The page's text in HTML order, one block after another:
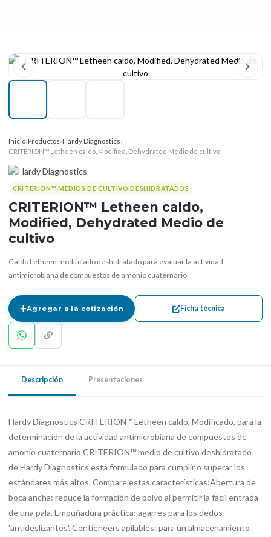
Inicio›Productos›Hardy Diagnostics›
CRITERION™ Letheen caldo, Modified, Dehydrated Medio de cultivo
CRITERION™ MEDIOS DE CULTIVO DESHIDRATADOS
CRITERION™ Letheen caldo,
Modified, Dehydrated Medio de
cultivo
Caldo Letheen modificado deshidratado para evaluar la actividad
antimicrobiana de compuestos de amonio cuaternario.
Agregar a la cotización Ficha técnica
Descripción Presentaciones
Hardy Diagnostics CRITERION™ Letheen caldo, Modificado, para la
determinación de la actividad antimicrobiana de compuestos de
amonio cuaternario.CRITERION™ medio de cultivo deshidratado
de Hardy Diagnostics está formulado para cumplir o superar los
estándares más altos. Compare estas características:Abertura de
boca ancha: reduce la formación de polvo al permitir la fácil entrada
de una pala. Empuñadura práctica: agarres para los dedos
'antideslizantes'. Contieneers apilables: para un almacenamiento